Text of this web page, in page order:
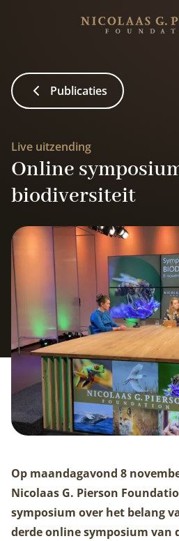
Publicaties
Live uitzending
Online
biodiversiteit
Op maandagavond 8
Nicolaas G. Pierson
symposium over het belang
derde online symposium van